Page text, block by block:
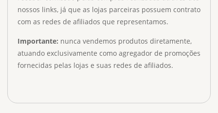
nossos links, já que as lojas parceiras possuem contrato
com as redes de afiliados que representamos.
Importante: nunca vendemos produtos diretamente,
atuando exclusivamente como agregador de promoções
fornecidas pelas lojas e suas redes de afiliados.